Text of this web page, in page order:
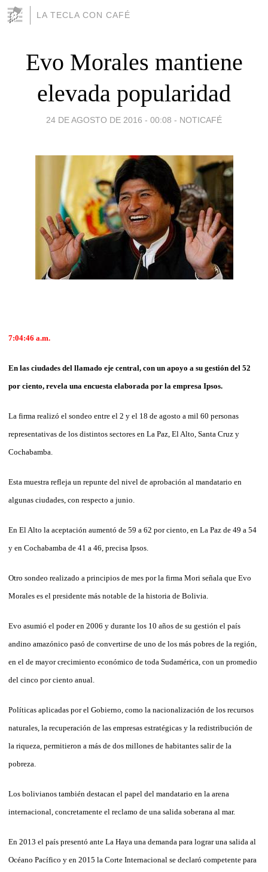
LA TECLA CON CAFÉ
Evo Morales mantiene
elevada popularidad
24 DE AGOSTO DE 2016 - 00:08 - NOTICAFÉ
7:04:46 a.m.
En las ciudades del llamado eje central, con un apoyo a su gestión del 52
por ciento, revela una encuesta elaborada por la empresa Ipsos.
La firma realizó el sondeo entre el 2 y el 18 de agosto a mil 60 personas
representativas de los distintos sectores en La Paz, El Alto, Santa Cruz y
Cochabamba.
Esta muestra refleja un repunte del nivel de aprobación al mandatario en
algunas ciudades, con respecto a junio.
En El Alto la aceptación aumentó de 59 a 62 por ciento, en La Paz de 49 a 54
y en Cochabamba de 41 a 46, precisa Ipsos.
Otro sondeo realizado a principios de mes por la firma Mori señala que Evo
Morales es el presidente más notable de la historia de Bolivia.
Evo asumió el poder en 2006 y durante los 10 años de su gestión el país
andino amazónico pasó de convertirse de uno de los más pobres de la región,
en el de mayor crecimiento económico de toda Sudamérica, con un promedio
del cinco por ciento anual.
Políticas aplicadas por el Gobierno, como la nacionalización de los recursos
naturales, la recuperación de las empresas estratégicas y la redistribución de
la riqueza, permitieron a más de dos millones de habitantes salir de la
pobreza.
Los bolivianos también destacan el papel del mandatario en la arena
internacional, concretamente el reclamo de una salida soberana al mar.
En 2013 el país presentó ante La Haya una demanda para lograr una salida al
Océano Pacífico y en 2015 la Corte Internacional se declaró competente para